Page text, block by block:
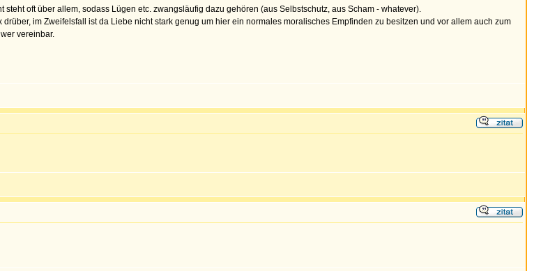
oft über allem, sodass Lügen etc. zwangsläufig dazu gehören (aus Selbstschutz, aus Scham - whatever).
im Zweifelsfall ist da Liebe nicht stark genug um hier ein normales moralisches Empfinden zu besitzen und vor allem auch zum
vereinbar.